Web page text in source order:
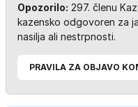
Opozorilo: 297. členu
kazensko odgovoren za
nasilja ali nestrpnosti.
PRAVILA ZA OBJAVO